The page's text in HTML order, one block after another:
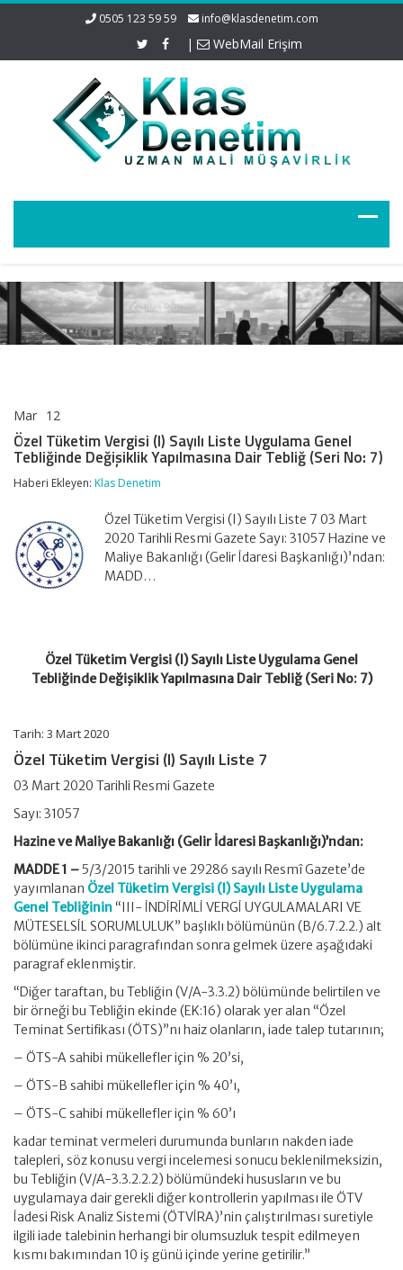
0505 123 59 59 info@klasdenetim.com
| WebMail Erişim
Mar 12
Vergisi
(I)
Sayılı
Liste
Genel
Tebliğinde
Değişiklik
Yapılmasına
için
Özel Tüketim Vergisi (I) Sayılı Liste Uygulama Genel
Tebliğinde Değişiklik Yapılmasına Dair Tebliğ (Seri No: 7)
Haberi Ekleyen: Klas Denetim
Özel Tüketim Vergisi (I) Sayılı Liste 7 03 Mart
2020 Tarihli Resmi Gazete Sayı: 31057 Hazine ve
Maliye Bakanlığı (Gelir İdaresi Başkanlığı)’ndan:
MADD…
Özel Tüketim Vergisi (I) Sayılı Liste Uygulama Genel
Tebliğinde Değişiklik Yapılmasına Dair Tebliğ (Seri No: 7)
Tarih: 3 Mart 2020
Özel Tüketim Vergisi (I) Sayılı Liste 7
03 Mart 2020 Tarihli Resmi Gazete
Sayı: 31057
Hazine ve Maliye Bakanlığı (Gelir İdaresi Başkanlığı)’ndan:
MADDE 1 – 5/3/2015 tarihli ve 29286 sayılı Resmî Gazete’de
yayımlanan Özel Tüketim Vergisi (I) Sayılı Liste Uygulama
Genel Tebliğinin “III- İNDİRİMLİ VERGİ UYGULAMALARI VE
MÜTESELSİL SORUMLULUK” başlıklı bölümünün (B/6.7.2.2.) alt
bölümüne ikinci paragrafından sonra gelmek üzere aşağıdaki
paragraf eklenmiştir.
“Diğer taraftan, bu Tebliğin (V/A-3.3.2) bölümünde belirtilen ve
bir örneği bu Tebliğin ekinde (EK:16) olarak yer alan “Özel
Teminat Sertifikası (ÖTS)”nı haiz olanların, iade talep tutarının;
– ÖTS-A sahibi mükellefler için % 20’si,
– ÖTS-B sahibi mükellefler için % 40’ı,
– ÖTS-C sahibi mükellefler için % 60’ı
kadar teminat vermeleri durumunda bunların nakden iade
talepleri, söz konusu vergi incelemesi sonucu beklenilmeksizin,
bu Tebliğin (V/A-3.3.2.2.2) bölümündeki hususların ve bu
uygulamaya dair gerekli diğer kontrollerin yapılması ile ÖTV
İadesi Risk Analiz Sistemi (ÖTVİRA)’nin çalıştırılması suretiyle
ilgili iade talebinin herhangi bir olumsuzluk tespit edilmeyen
kısmı bakımından 10 iş günü içinde yerine getirilir.”